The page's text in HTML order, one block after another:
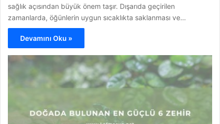
sağlık açısından büyük önem taşır. Dışarıda geçirilen
zamanlarda, öğünlerin uygun sıcaklıkta saklanması ve…
Devamını Oku »